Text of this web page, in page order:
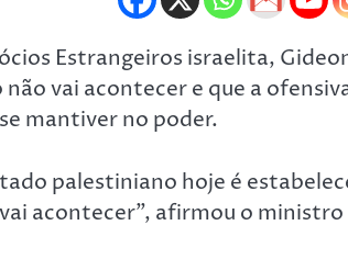
Estrangeiros israelita,
vai acontecer e que a
mantiver no poder.
palestiniano hoje é
vai acontecer”, afirmou o